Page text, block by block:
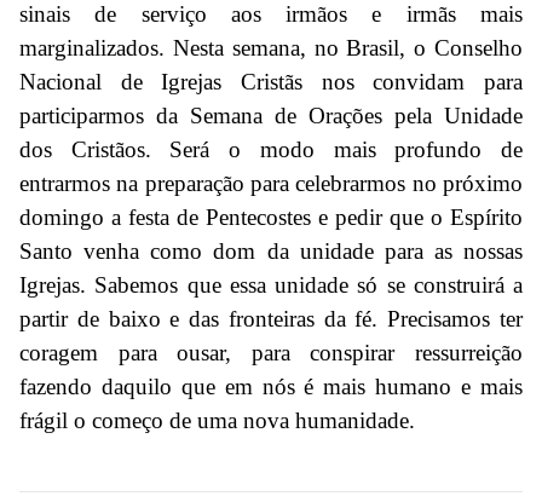
sinais de serviço aos irmãos e irmãs mais
marginalizados. Nesta semana, no Brasil, o Conselho
Nacional de Igrejas Cristãs nos convidam para
participarmos da Semana de Orações pela Unidade
dos Cristãos. Será o modo mais profundo de
entrarmos na preparação para celebrarmos no próximo
domingo a festa de Pentecostes e pedir que o Espírito
Santo venha como dom da unidade para as nossas
Igrejas. Sabemos que essa unidade só se construirá a
partir de baixo e das fronteiras da fé. Precisamos ter
coragem para ousar, para conspirar ressurreição
fazendo daquilo que em nós é mais humano e mais
frágil o começo de uma nova humanidade.